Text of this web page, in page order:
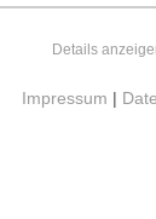
und
NaturDetails
Impressum |